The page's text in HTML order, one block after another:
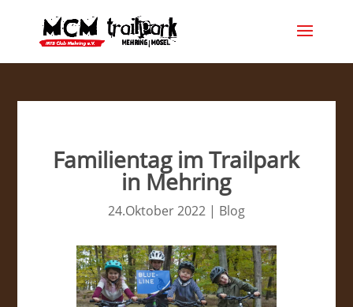
Familientag im Trailpark
in Mehring
24.Oktober 2022| Blog